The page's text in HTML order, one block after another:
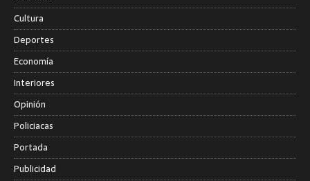
Cultura
Deportes
Economía
Interiores
Opinión
Policiacas
Portada
Publicidad